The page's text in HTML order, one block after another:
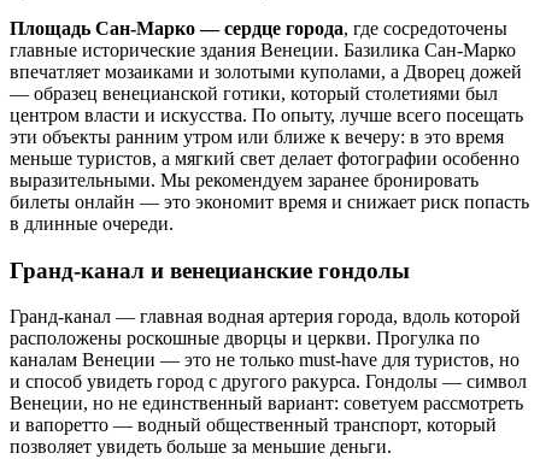
Площадь Сан-Марко — сердце города, где сосредоточены
главные исторические здания Венеции. Базилика Сан-Марко
впечатляет мозаиками и золотыми куполами, а Дворец дожей
— образец венецианской готики, который столетиями был
центром власти и искусства. По опыту, лучше всего посещать
эти объекты ранним утром или ближе к вечеру: в это время
меньше туристов, а мягкий свет делает фотографии особенно
выразительными. Мы рекомендуем заранее бронировать
билеты онлайн — это экономит время и снижает риск попасть
в длинные очереди.
Гранд-канал и венецианские гондолы
Гранд-канал — главная водная артерия города, вдоль которой
расположены роскошные дворцы и церкви. Прогулка по
каналам Венеции — это не только must-have для туристов, но
и способ увидеть город с другого ракурса. Гондолы — символ
Венеции, но не единственный вариант: советуем рассмотреть
и вапоретто — водный общественный транспорт, который
позволяет увидеть больше за меньшие деньги.